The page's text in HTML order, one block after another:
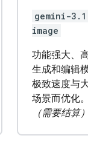
gemini-
image
功能强大、
生成和编辑
极致速度与
场景而优化。
（需要结算）